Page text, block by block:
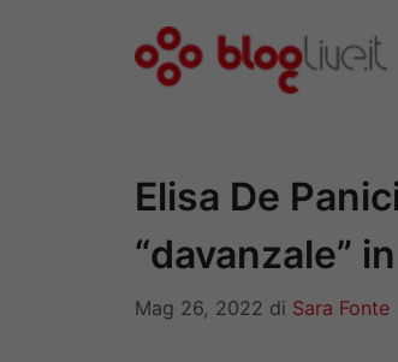
Elisa De
“davanzale”
Mag 26, 2022 di Sara Fonte